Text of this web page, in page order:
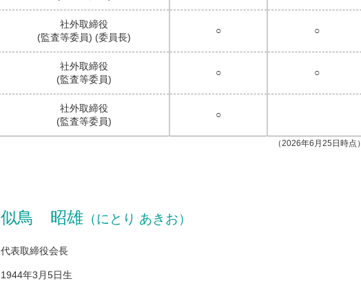
社外取締役
(監査等委員) (委員長)
○ ○
社外取締役
(監査等委員)
○ ○
社外取締役
(監査等委員)
○
（2026年6月25日時点）
似鳥 昭雄 （にとり あきお）
代表取締役会長
1944年3月5日生